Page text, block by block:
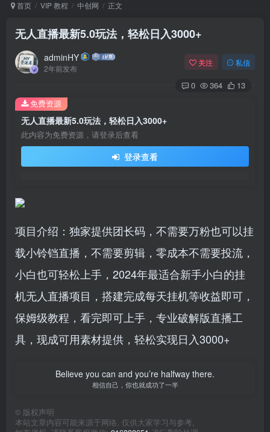
首页 VIP 教程 中创网 正文
无人直播最新5.0玩法，轻松日入3000+
adminHY
2年前发布
关注 私信
0 364 13
无人直播最新5.0玩法，轻松日入3000+
此内容为免费资源，请登录后查看
登录查看
免费资源
项目介绍：独家提供团长码，不需要万粉也可以挂
载小铃铛直播，不需要剪辑，零成本不需要投流，
小白也可轻松上手，2024年最适合新手小白的挂
机无人直播项目，搭建完成每天挂机等收益即可，
保姆级教程，看完即可上手，专业破解版直播工
具，现成可用素材提供，轻松实现日入3000+
Believe you can and you’re halfway there.
相信自己，你也就成功了一半
© 版权声明
本站文章内容可能来源于网络, 仅供大家学习与参考,